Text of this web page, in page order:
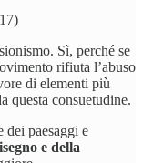
Sì, perché se
rifiuta l’abuso
di elementi più
questa consuetudine.
dei paesaggi e
e della